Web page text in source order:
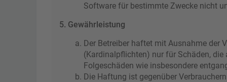
Software für bestimmte Zwecke nicht
5. Gewährleistung
Der Betreiber haftet mit Ausnahme der
(Kardinalpflichten) nur für Schäden,
Folgeschäden wie insbesondere
Die Haftung ist gegenüber